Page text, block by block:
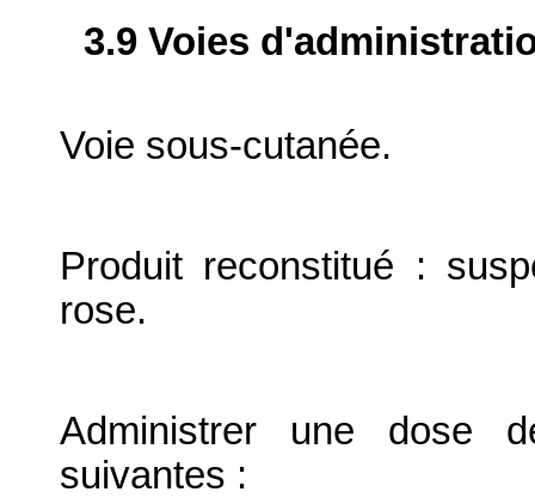
3.9 Voies
Voie sous-cutanée.
Produit reconstitué :
rose.
Administrer une dose
suivantes :